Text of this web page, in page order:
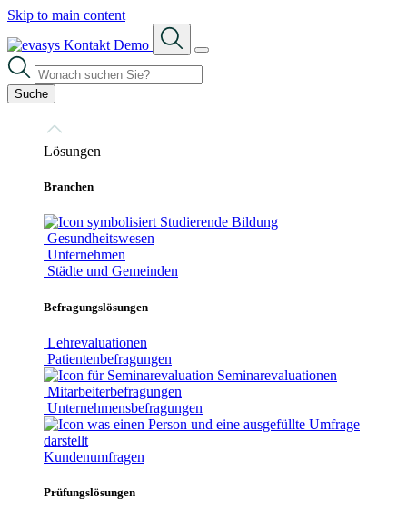
Skip to main content
Kontakt Demo
Suche
Lösungen
Branchen
Bildung
Gesundheitswesen
Unternehmen
Städte und Gemeinden
Befragungslösungen
Lehrevaluationen
Patientenbefragungen
Seminarevaluationen
Mitarbeiterbefragungen
Unternehmensbefragungen
Kundenumfragen
Prüfungslösungen